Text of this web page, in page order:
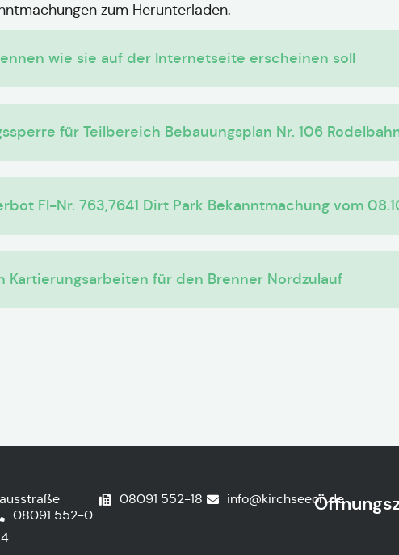
zum Herunterladen.
wie sie auf der Internetseite erscheinen soll
für Teilbereich Bebauungsplan Nr. 106
Fl-Nr. 763,7641 Dirt Park Bekanntmachung vom
Kartierungsarbeiten für den Brenner Nordzulauf
08091 552-0
08091 552-18 info@kirchseeon.de